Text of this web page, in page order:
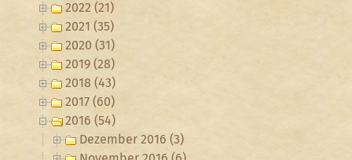
2022 (21)
2021 (35)
2020 (31)
2019 (28)
2018 (43)
2017 (60)
2016 (54)
Dezember 2016 (3)